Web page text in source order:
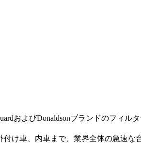
およびDonaldsonブランドのフィル
け車、内車まで、業界全体の急速な